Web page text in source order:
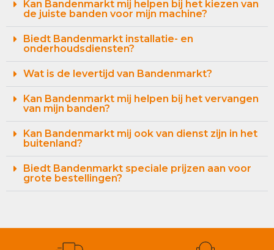
Kan Bandenmarkt mij helpen bij het kiezen van
de juiste banden voor mijn machine?
Biedt Bandenmarkt installatie- en
onderhoudsdiensten?
Wat is de levertijd van Bandenmarkt?
Kan Bandenmarkt mij helpen bij het vervangen
van mijn banden?
Kan Bandenmarkt mij ook van dienst zijn in het
buitenland?
Biedt Bandenmarkt speciale prijzen aan voor
grote bestellingen?